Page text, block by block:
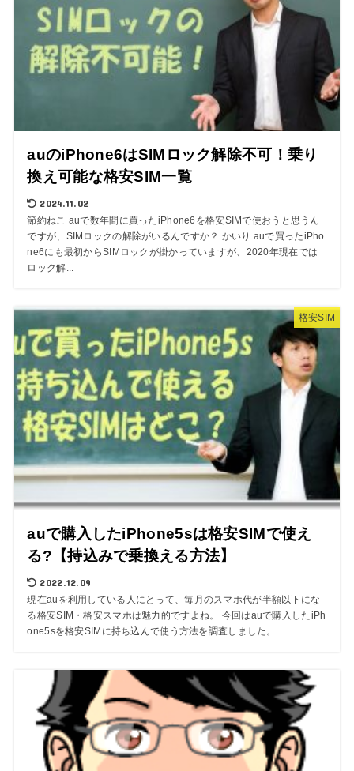
auのiPhone6はSIMロック解除不可！乗り
換え可能な格安SIM一覧
2024.11.02
節約ねこ auで数年間に買ったiPhone6を格安SIMで使おうと思うん
ですが、SIMロックの解除がいるんですか？ かいり auで買ったiPho
ne6にも最初からSIMロックが掛かっていますが、2020年現在では
ロック解...
格安SIM
auで購入したiPhone5sは格安SIMで使え
る?【持込みで乗換える方法】
2022.12.09
現在auを利用している人にとって、毎月のスマホ代が半額以下にな
る格安SIM・格安スマホは魅力的ですよね。 今回はauで購入したiPh
one5sを格安SIMに持ち込んで使う方法を調査しました。